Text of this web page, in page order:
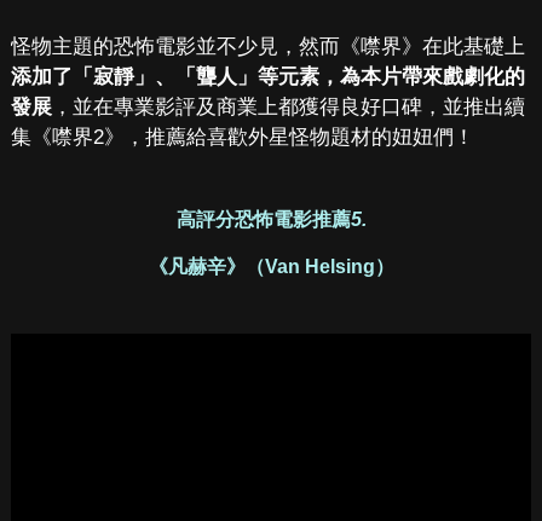
怪物主題的恐怖電影並不少見，然而《噤界》在此基礎上
添加了「寂靜」、「聾人」等元素，為本片帶來戲劇化的
發展，並在專業影評及商業上都獲得良好口碑，並推出續
集《噤界2》，推薦給喜歡外星怪物題材的妞妞們！
高評分恐怖電影推薦5.
《凡赫辛》（Van Helsing）